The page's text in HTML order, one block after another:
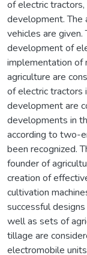
of electric
development. The
vehicles are
development of
implementation of
agriculture are
of electric tractors
development are
developments in
according to two-
been recognized.
founder of
creation of
cultivation
successful
well as sets of
tillage are
electromobile